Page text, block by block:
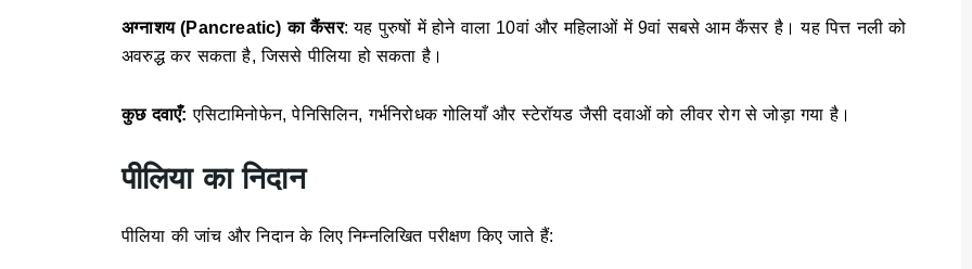
अग्नाशय (Pancreatic) का कैंसर: यह पुरुषों में होने वाला 10वां और महिलाओं में 9वां सबसे आम कैंसर है। यह पित्त नली को
अवरुद्ध कर सकता है, जिससे पीलिया हो सकता है।
कुछ दवाएँ: एसिटामिनोफेन, पेनिसिलिन, गर्भनिरोधक गोलियाँ और स्टेरॉयड जैसी दवाओं को लीवर रोग से जोड़ा गया है।
पीलिया का निदान
पीलिया की जांच और निदान के लिए निम्नलिखित परीक्षण किए जाते हैं: